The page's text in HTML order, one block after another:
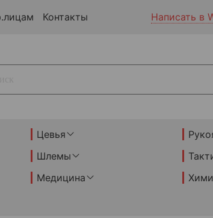
Контакты Написать в
Цевья
Шлемы
Медицина